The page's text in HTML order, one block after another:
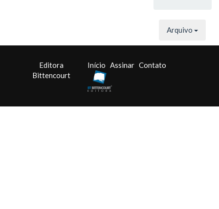
Arquivo
Editora
Bittencourt
Início Assinar Contato